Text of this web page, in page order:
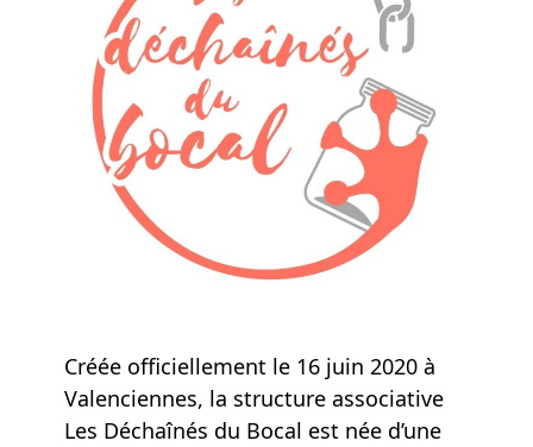
Créée officiellement le 16 juin 2020 à
Valenciennes, la structure associative
Les Déchaînés du Bocal est née d’une